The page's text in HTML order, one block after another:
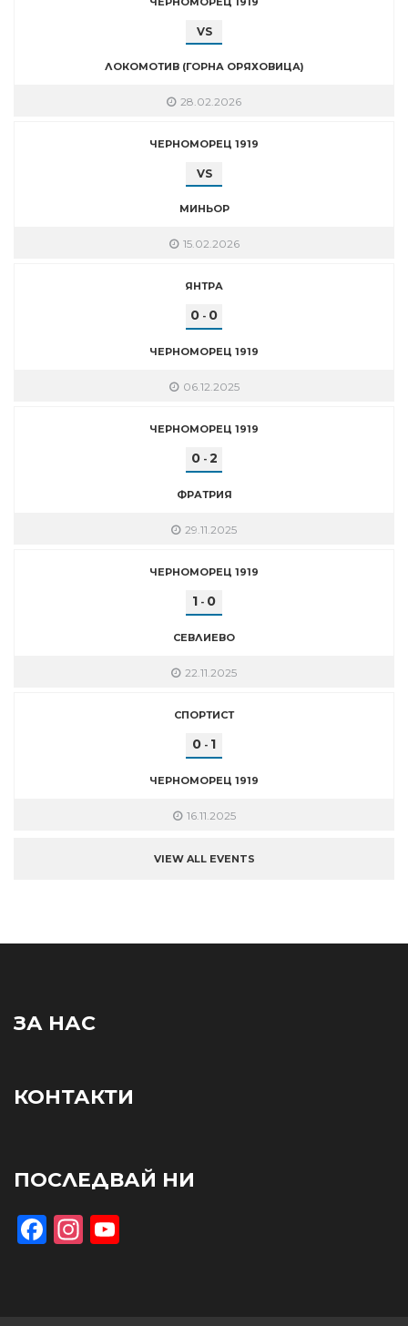
VS
ЛОКОМОТИВ (ГОРНА ОРЯХОВИЦА)
28.02.2026
ЧЕРНОМОРЕЦ 1919
VS
МИНЬОР
15.02.2026
ЯНТРА
0 - 0
ЧЕРНОМОРЕЦ 1919
06.12.2025
ЧЕРНОМОРЕЦ 1919
0- 2
ФРАТРИЯ
29.11.2025
ЧЕРНОМОРЕЦ 1919
1 - 0
СЕВЛИЕВО
22.11.2025
СПОРТИСТ
0 - 1
ЧЕРНОМОРЕЦ 1919
16.11.2025
VIEW ALL EVENTS
ЗА НАС
КОНТАКТИ
ПОСЛЕДВАЙ НИ
Facebook
Instagram